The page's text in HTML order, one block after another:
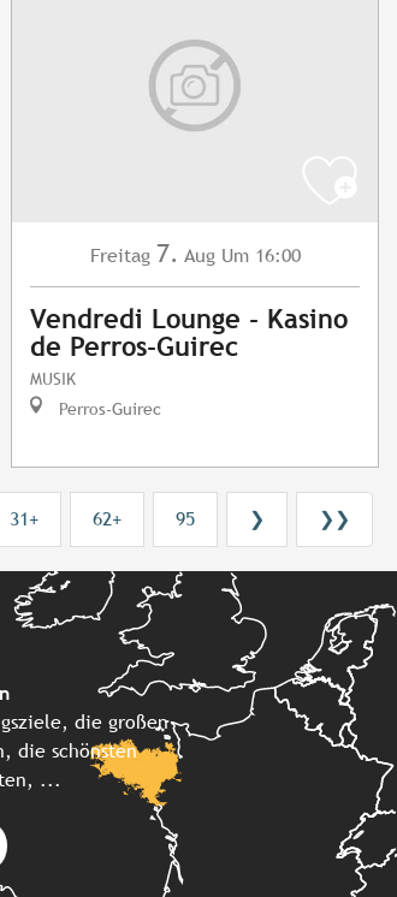
Freitag 7. Aug Um 16:00
Vendredi Lounge - Kasino
de Perros-Guirec
MUSIK
Perros-Guirec
31+ 62+ 95 ❯ ❯❯
die großen
die schönsten
...